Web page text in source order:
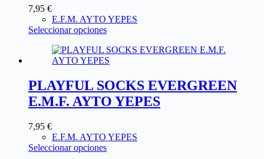
7,95 €
E.F.M. AYTO YEPES
Seleccionar opciones
PLAYFUL SOCKS EVERGREEN
E.M.F. AYTO YEPES
7,95 €
E.F.M. AYTO YEPES
Seleccionar opciones